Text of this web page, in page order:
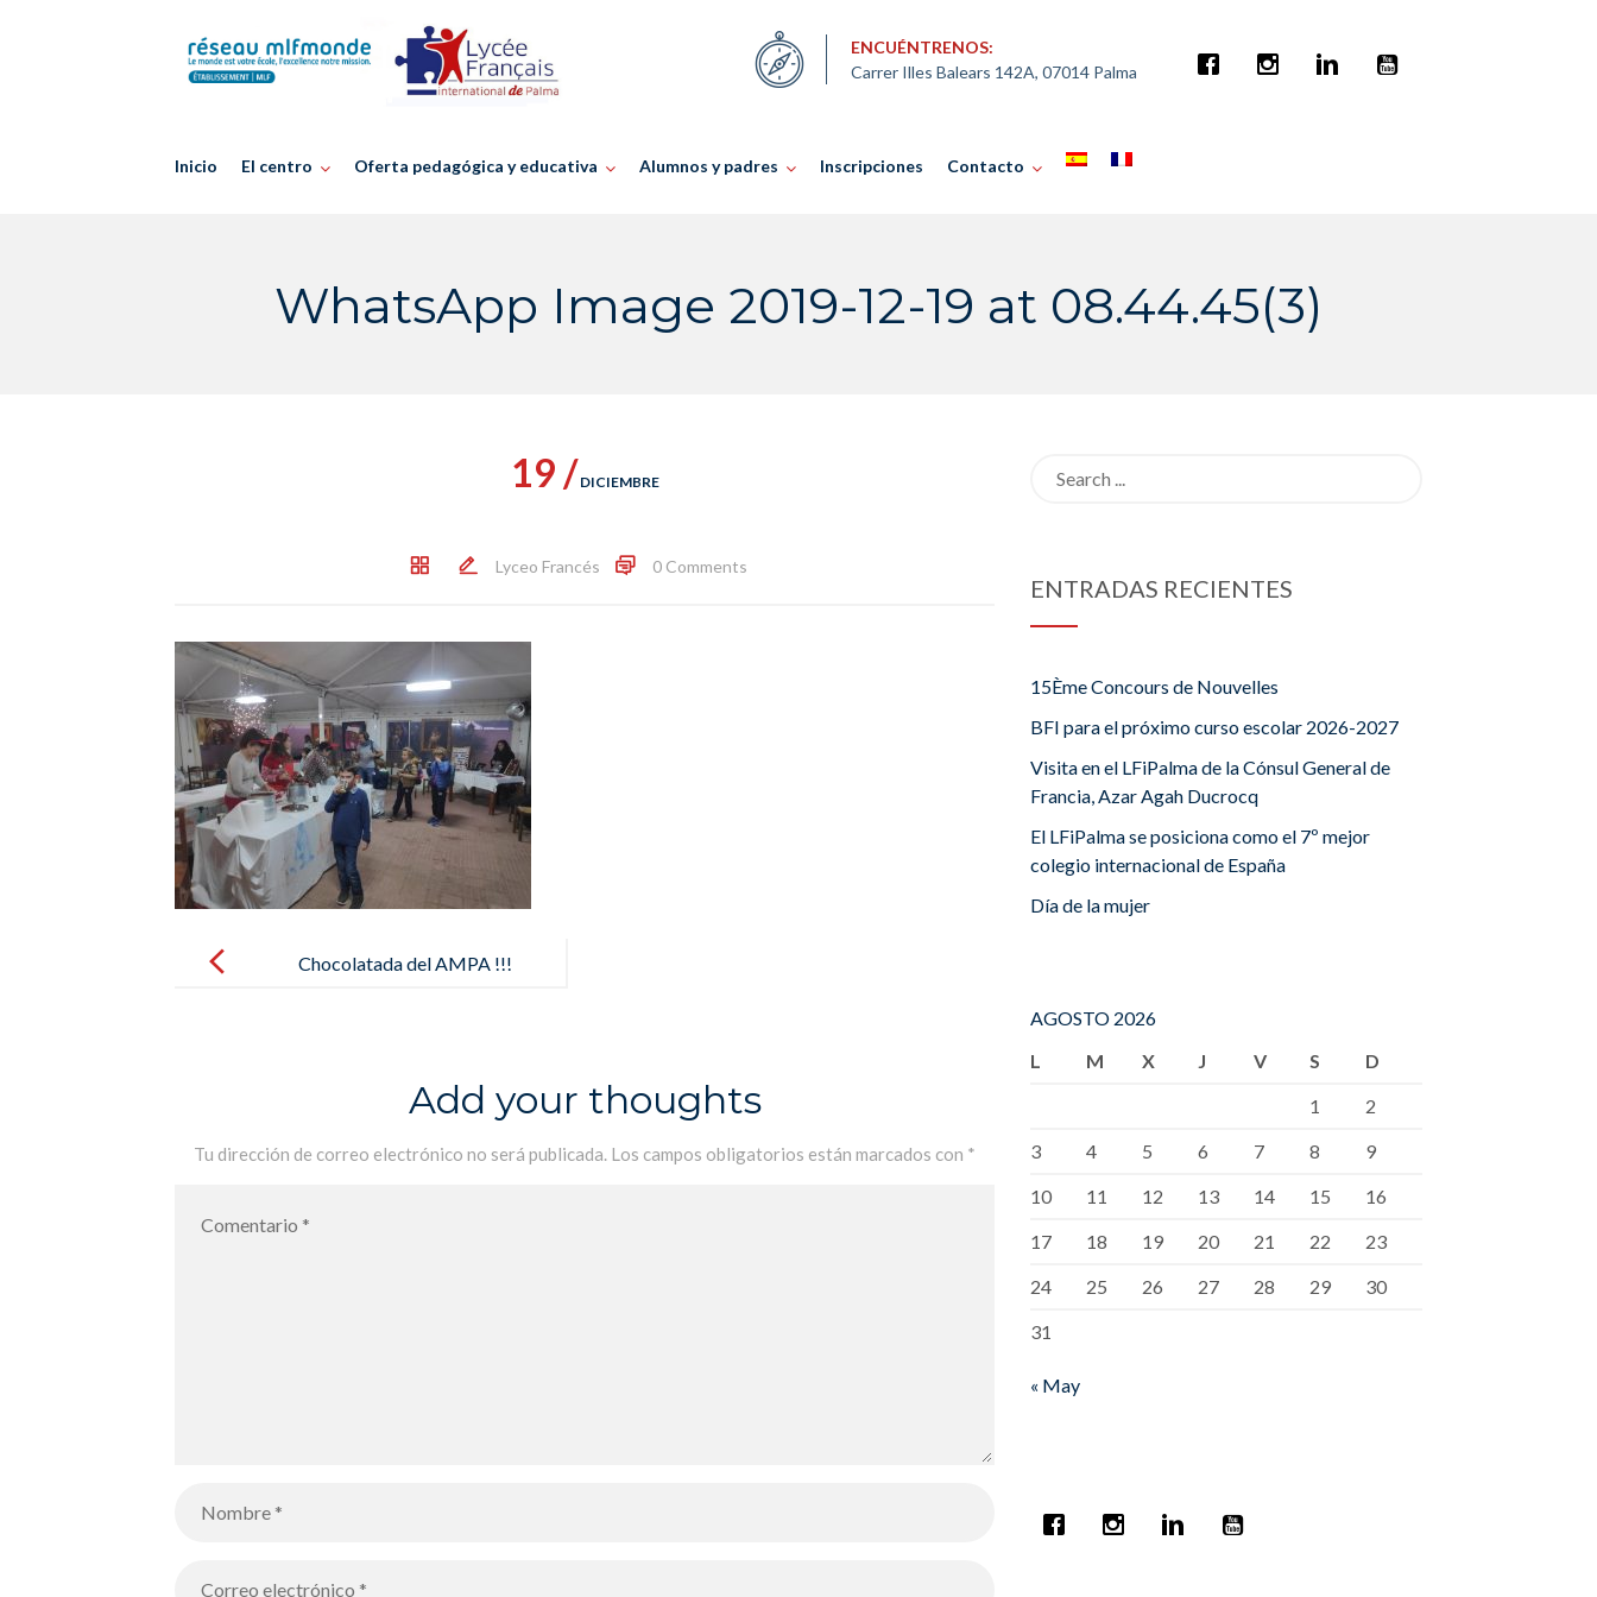
ENCUÉNTRENOS:
Carrer Illes Balears 142A, 07014 Palma
Inicio El centro Oferta pedagógica y educativa Alumnos y padres Inscripciones Contacto
WhatsApp Image 2019-12-19 at 08.44.45(3)
19 / DICIEMBRE
Lyceo Francés 0 Comments
navigation
Chocolatada del AMPA !!!
Add your thoughts
Tu dirección de correo electrónico no será publicada. Los campos obligatorios están marcados con *
ENTRADAS RECIENTES
15Ème Concours de Nouvelles
BFI para el próximo curso escolar 2026-2027
Visita en el LFiPalma de la Cónsul General de
Francia, Azar Agah Ducrocq
El LFiPalma se posiciona como el 7º mejor
colegio internacional de España
Día de la mujer
AGOSTO 2026
L
M X J V S
D
1
2
3
4 5 6 7 8
9
10
11 12 13 14 15
16
17
18 19 20 21 22
23
24
25 26 27 28 29
30
31
« May